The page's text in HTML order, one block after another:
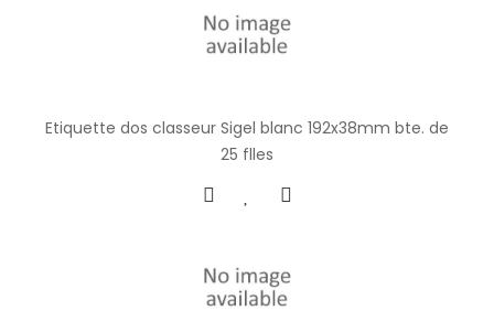
Etiquette dos classeur Sigel blanc 192x38mm bte. de
25 flles